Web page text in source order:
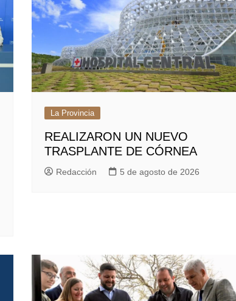
La Provincia
REALIZARON UN NUEVO
TRASPLANTE DE CÓRNEA
Redacción 5 de agosto de 2026